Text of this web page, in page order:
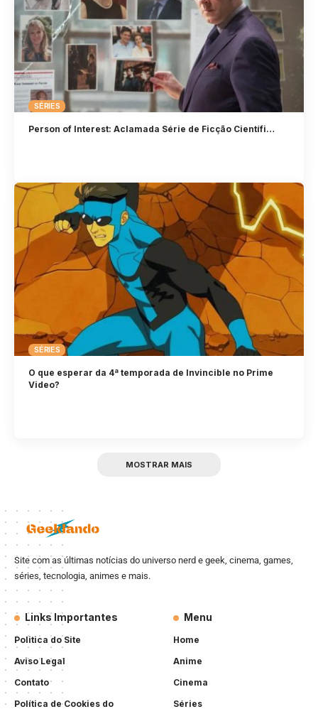
SÉRIES
Person of Interest: Aclamada Série de Ficção Científi…
SÉRIES
O que esperar da 4ª temporada de Invincible no Prime
Video?
MOSTRAR MAIS
Site com as últimas notícias do universo nerd e geek, cinema, games,
séries, tecnologia, animes e mais.
Links Importantes
Politica do Site
Aviso Legal
Contato
Política de Cookies do
Menu
Home
Anime
Cinema
Séries